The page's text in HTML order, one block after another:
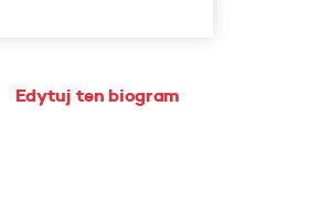
Edytuj ten biogram